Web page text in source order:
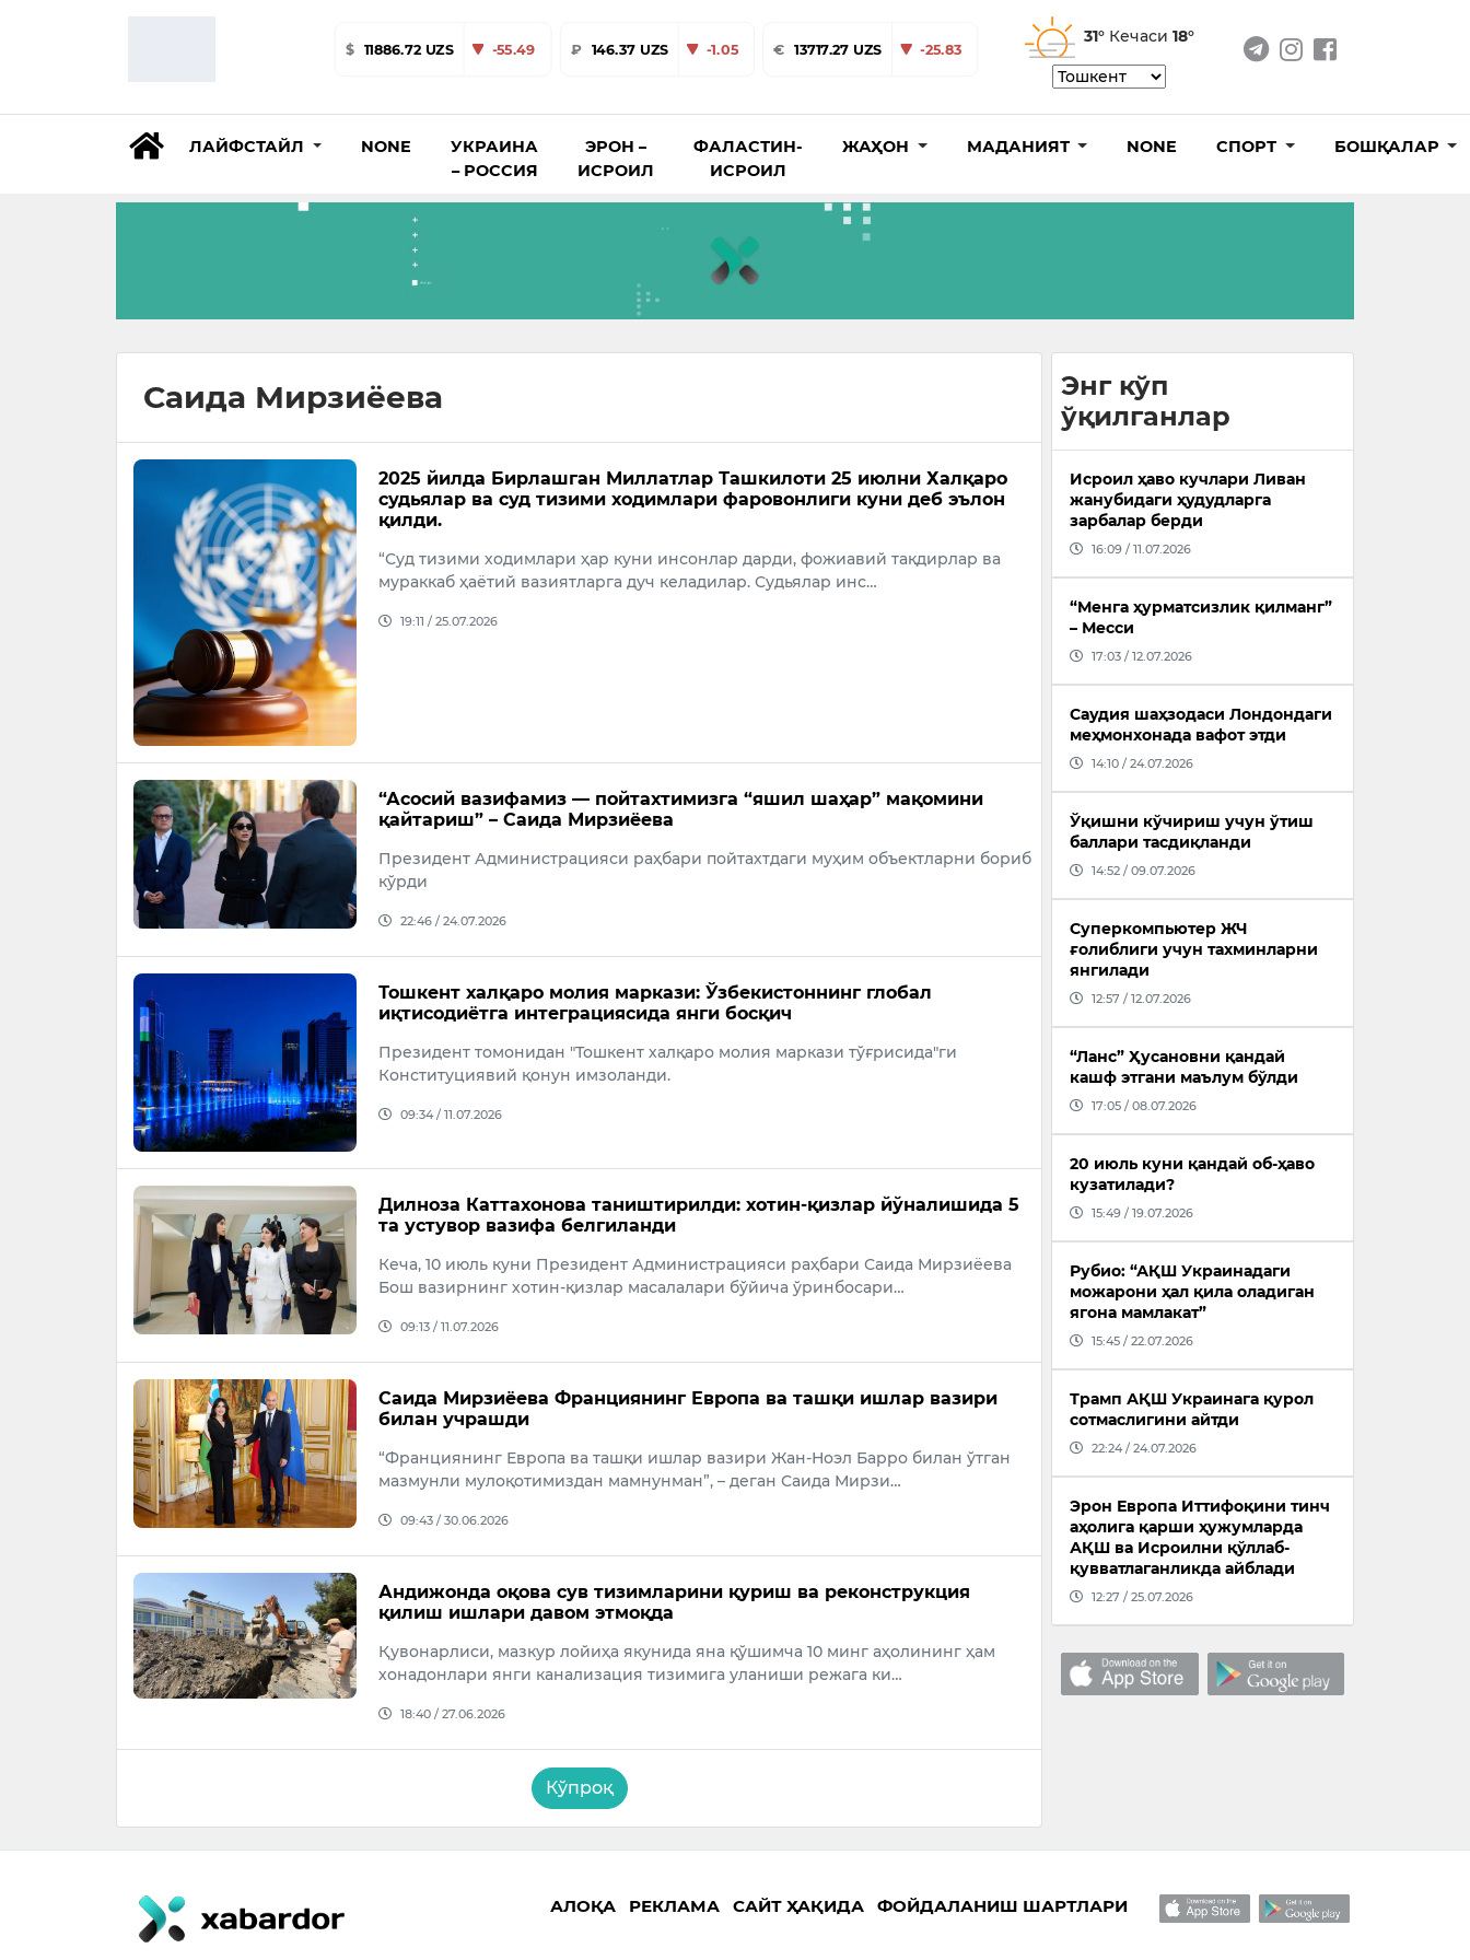
$ 11886.72 UZS -55.49 ₽ 146.37 UZS -1.05 € 13717.27 UZS -25.83
31° Кечаси 18°
ЛАЙФСТАЙЛ NONE
УКРАИНА
– РОССИЯ
ЭРОН –
ИСРОИЛ
ФАЛАСТИН-
ИСРОИЛ
ЖАҲОН МАДАНИЯТ NONE СПОРТ БОШҚАЛАР
Саида Мирзиёева
2025 йилда Бирлашган Миллатлар Ташкилоти 25 июлни Халқаро
судьялар ва суд тизими ходимлари фаровонлиги куни деб эълон
қилди.
“Суд тизими ходимлари ҳар куни инсонлар дарди, фожиавий тақдирлар ва
мураккаб ҳаётий вазиятларга дуч келадилар. Судьялар инс…
19:11 / 25.07.2026
“Асосий вазифамиз — пойтахтимизга “яшил шаҳар” мақомини
қайтариш” – Саида Мирзиёева
Президент Администрацияси раҳбари пойтахтдаги муҳим объектларни бориб
кўрди
22:46 / 24.07.2026
Тошкент халқаро молия маркази: Ўзбекистоннинг глобал
иқтисодиётга интеграциясида янги босқич
Президент томонидан "Тошкент халқаро молия маркази тўғрисида"ги
Конституциявий қонун имзоланди.
09:34 / 11.07.2026
Дилноза Каттахонова таништирилди: хотин-қизлар йўналишида 5
та устувор вазифа белгиланди
Кеча, 10 июль куни Президент Администрацияси раҳбари Саида Мирзиёева
Бош вазирнинг хотин-қизлар масалалари бўйича ўринбосари…
09:13 / 11.07.2026
Саида Мирзиёева Франциянинг Европа ва ташқи ишлар вазири
билан учрашди
“Франциянинг Европа ва ташқи ишлар вазири Жан-Ноэл Барро билан ўтган
мазмунли мулоқотимиздан мамнунман”, – деган Саида Мирзи…
09:43 / 30.06.2026
Андижонда оқова сув тизимларини қуриш ва реконструкция
қилиш ишлари давом этмоқда
Қувонарлиси, мазкур лойиҳа якунида яна қўшимча 10 минг аҳолининг ҳам
хонадонлари янги канализация тизимига уланиши режага ки…
18:40 / 27.06.2026
Кўпроқ
Энг кўп
ўқилганлар
Исроил ҳаво кучлари Ливан
жанубидаги ҳудудларга
зарбалар берди
16:09 / 11.07.2026
“Менга ҳурматсизлик қилманг”
– Месси
17:03 / 12.07.2026
Саудия шаҳзодаси Лондондаги
меҳмонхонада вафот этди
14:10 / 24.07.2026
Ўқишни кўчириш учун ўтиш
баллари тасдиқланди
14:52 / 09.07.2026
Суперкомпьютер ЖЧ
ғолиблиги учун тахминларни
янгилади
12:57 / 12.07.2026
“Ланс” Ҳусановни қандай
кашф этгани маълум бўлди
17:05 / 08.07.2026
20 июль куни қандай об-ҳаво
кузатилади?
15:49 / 19.07.2026
Рубио: “АҚШ Украинадаги
можарони ҳал қила оладиган
ягона мамлакат”
15:45 / 22.07.2026
Трамп АҚШ Украинага қурол
сотмаслигини айтди
22:24 / 24.07.2026
Эрон Европа Иттифоқини тинч
аҳолига қарши ҳужумларда
АҚШ ва Исроилни қўллаб-
қувватлаганликда айблади
12:27 / 25.07.2026
АЛОҚА РЕКЛАМА САЙТ ҲАҚИДА ФОЙДАЛАНИШ ШАРТЛАРИ